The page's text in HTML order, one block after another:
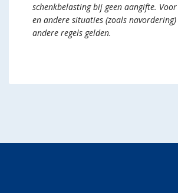
schenkbelasting bij geen aangifte.
en andere situaties (zoals
andere regels gelden.